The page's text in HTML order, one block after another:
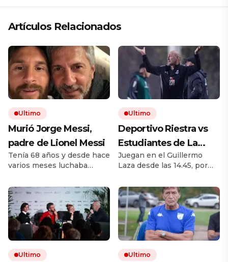
Artículos Relacionados
Ultimo
Murió Jorge Messi,
padre de Lionel Messi
Tenía 68 años y desde hace
varios meses luchaba
Padre, representante y
administrador, fue una
figura decisiva en la carrera
de su hijo. Desde los
primeros pasos en Rosario
hasta la construcción de
una marca global.
Ultimo
Deportivo Riestra vs
Estudiantes de La
Plata, por el Torneo
Clausura EN VIVO: a
qué hora juegan,
formaciones y cómo
ver el partido
Juegan en el Guillermo
Laza desde las 14.45, por
Duró busca recuperarse de
dos derrotas al hilo. El
Pincha viene de caer ante
Boca.
Ultimo Ultimo